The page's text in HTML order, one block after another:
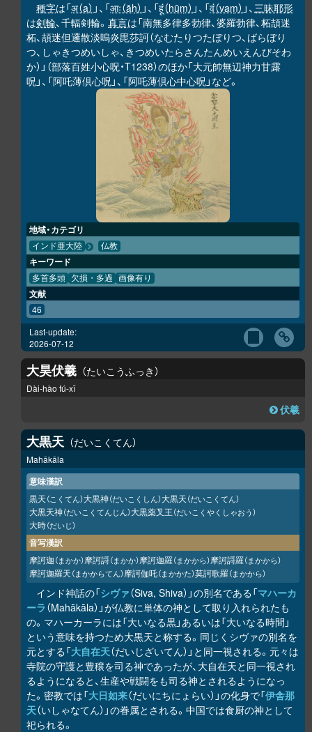
種字は「अ（a） 」、「आः（āḥ） 」、「हूं（hūṃ） 」、「वं（vaṃ） 」、三昧耶形
は剣輪、千輻剣輪。 真言は「南無多律多勃律、婆羅勃律、柘頡迷
柘、頡迷但邏散淡嗚炎毘莎訶（なむたりつたぼりつ、ばらぼり
つ、しゃきつめいしゃ、きつめいたらさんたんめいえんびそわ
か）」（部落百姓小心呪・T1238）のほか「大元帥無辺神力甘露
呪」、「阿吒薄倶心呪」、「阿吒薄倶心中心呪」など。
地域・カテゴリ
インド亜大陸 仏教
キーワード
多首多頭 欠損・多過 画像有り
文献
46
Last-update:
2026-07-12
大昊伏羲 たいこうふっき
Dài-hào fú-xī
伏羲
大黒天 だいこくてん
Mahākāla
意味漢訳
黒天（こくてん）大黒神（だいこくしん）大黒天（だいこくてん）
大黒天神（だいこくてんじん）大黒薬叉王（だいこくやくしゃおう）
大時（だいじ）
音写漢訳
摩訶迦（まかか）摩訶謌（まかか）摩訶迦羅（まかから）摩訶謌羅（まかから）
摩訶迦羅天（まかからてん）摩訶伽吒（まかかた）莫訶歌羅（まかから）
インド神話の「シヴァ（Siva, Shiva）」の別名である「マハーカ
ーラ （Mahākāla）」が仏教に単体の神として取り入れられたも
の。マハーカーラには「大いなる黒」あるいは「大いなる時間」
という意味を持つため大黒天と称する。同じくシヴァの別名を
元とする「大自在天（だいじざいてん）」と同一視される。元々は
寺院の守護と豊穣を司る神であったが、大自在天と同一視され
るようになると、生産や戦闘をも司る神とされるようになっ
た。密教では「大日如来（だいにちにょらい）」の化身で「伊舎那
天（いしゃなてん）」の眷属とされる。中国では食厨の神として
祀られる。